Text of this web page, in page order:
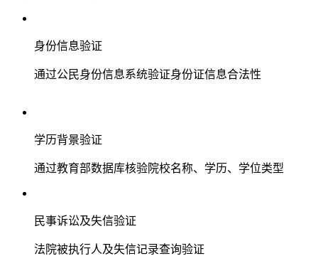
身份信息验证
通过公民身份信息系统验证身份证信息合法性
学历背景验证
通过教育部数据库核验院校名称、学历、学位类型
民事诉讼及失信验证
法院被执行人及失信记录查询验证